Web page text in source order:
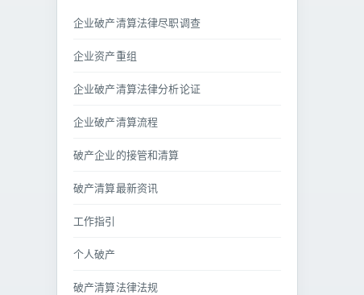
企业破产清算法律尽职调查
企业资产重组
企业破产清算法律分析论证
企业破产清算流程
破产企业的接管和清算
破产清算最新资讯
工作指引
个人破产
破产清算法律法规